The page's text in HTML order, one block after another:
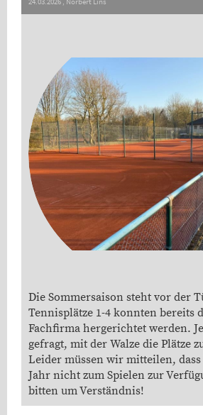
Die Sommersaison steht vor der
Tennisplätze 1-4 konnten bereits
Fachfirma hergerichtet werden.
gefragt, mit der Walze die Plätze
Leider müssen wir mitteilen, dass
Jahr nicht zum Spielen zur
bitten um Verständnis!